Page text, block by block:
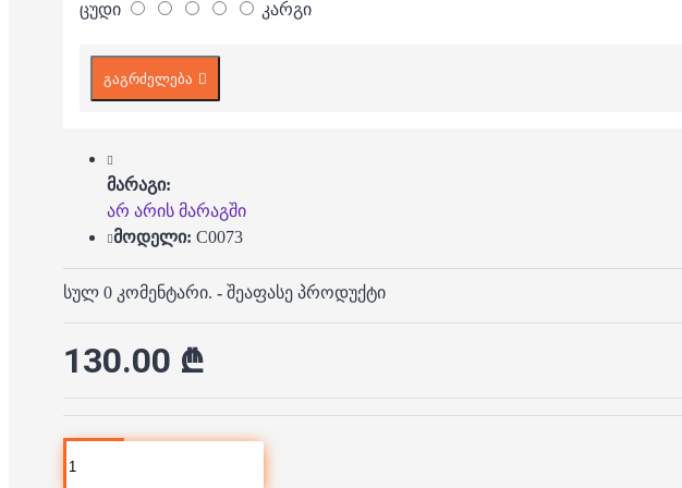
ცუდი კარგი
გაგრძელება
მარაგი:
არ არის მარაგში
მოდელი: C0073
სულ 0 კომენტარი. - შეაფასე პროდუქტი
130.00 ₾